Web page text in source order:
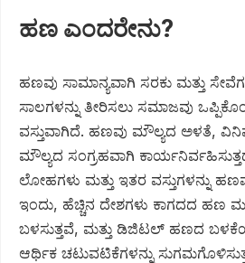
ಹಣ ಎಂದರೇನು?
ಹಣವು ಸಾಮಾನ್ಯವಾಗಿ ಸರಕು ಮತ್ತು
ಸಾಲಗಳನ್ನು ತೀರಿಸಲು ಸಮಾಜವು
ವಸ್ತುವಾಗಿದೆ. ಹಣವು ಮೌಲ್ಯದ ಅಳತೆ,
ಮೌಲ್ಯದ ಸಂಗ್ರಹವಾಗಿ
ಲೋಹಗಳು ಮತ್ತು ಇತರ ವಸ್ತುಗಳನ್ನು
ಇಂದು, ಹೆಚ್ಚಿನ ದೇಶಗಳು ಕಾಗದದ ಹಣ
ಬಳಸುತ್ತವೆ, ಮತ್ತು ಡಿಜಿಟಲ್ ಹಣದ
ಆರ್ಥಿಕ ಚಟುವಟಿಕೆಗಳನ್ನು